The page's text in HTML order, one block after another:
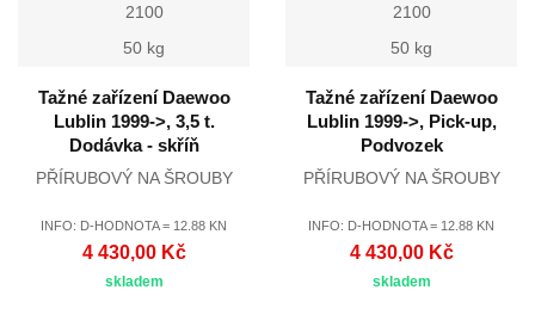
2100
50 kg
Tažné zařízení Daewoo
Lublin 1999->, 3,5 t.
Dodávka - skříň
PŘÍRUBOVÝ NA ŠROUBY
INFO: D-HODNOTA = 12.88 KN
4 430,00 Kč
skladem
2100
50 kg
Tažné zařízení Daewoo
Lublin 1999->, Pick-up,
Podvozek
PŘÍRUBOVÝ NA ŠROUBY
INFO: D-HODNOTA = 12.88 KN
4 430,00 Kč
skladem